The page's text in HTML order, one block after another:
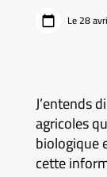
Le 28
J’entends
agricoles
biologique
cette